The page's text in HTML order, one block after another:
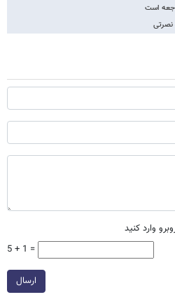
است
نصرتی
وارد کنید
5 + 1 =
ارسال